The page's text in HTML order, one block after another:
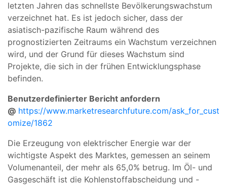
letzten Jahren das schnellste Bevölkerungswachstum
verzeichnet hat. Es ist jedoch sicher, dass der
asiatisch-pazifische Raum während des
prognostizierten Zeitraums ein Wachstum verzeichnen
wird, und der Grund für dieses Wachstum sind
Projekte, die sich in der frühen Entwicklungsphase
befinden.
Benutzerdefinierter Bericht anfordern
@ https://www.marketresearchfuture.com/ask_for_cust
omize/1862
Die Erzeugung von elektrischer Energie war der
wichtigste Aspekt des Marktes, gemessen an seinem
Volumenanteil, der mehr als 65,0% betrug. Im Öl- und
Gasgeschäft ist die Kohlenstoffabscheidung und -